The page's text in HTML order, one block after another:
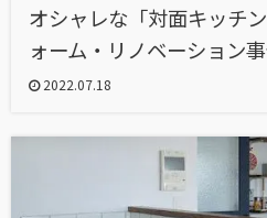
オシャレな「対面キッチ
ォーム・リノベーション
2022.07.18